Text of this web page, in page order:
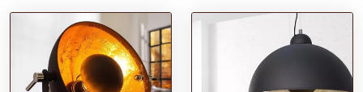
Rendeld meg most, és varázsold otthonodat egyedivé a STUDIO
fekete és ezüst asztali lámpával!
További információk>>